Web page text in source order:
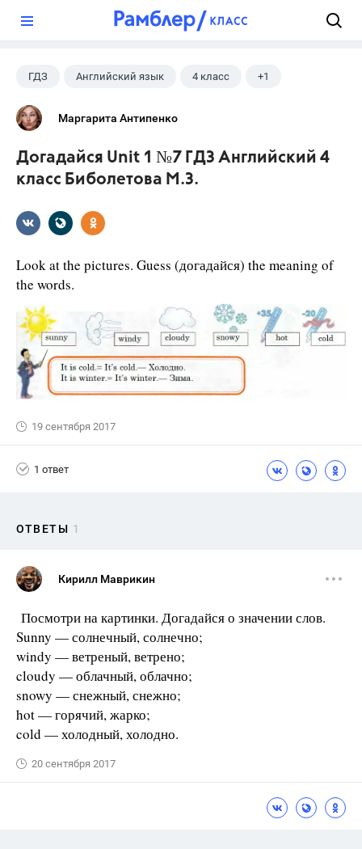
ГДЗ Английский язык 4 класс +1
Биболетова М. З.
Маргарита Антипенко
Догадайся Unit 1 №7 ГДЗ Английский 4
класс Биболетова М.З.
Look at the pictures. Guess (догадайся) the meaning of
the words.
19 сентября 2017
1 ответ
ОТВЕТЫ 1
Кирилл Маврикин
Посмотри на картинки. Догадайся о значении слов.
Sunny — солнечный, солнечно;
windy — ветреный, ветрено;
cloudy — облачный, облачно;
snowy — снежный, снежно;
hot — горячий, жарко;
cold — холодный, холодно.
20 сентября 2017